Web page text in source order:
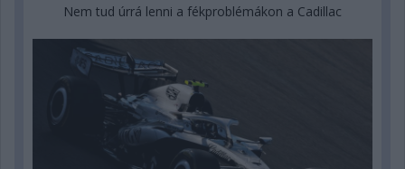
Nem tud úrrá lenni a fékproblémákon a Cadillac